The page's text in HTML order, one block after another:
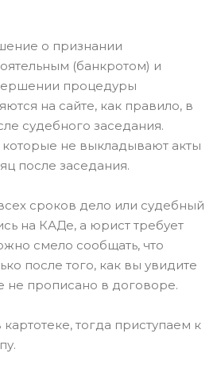
о признании
(банкротом) и
процедуры
на сайте, как правило, в
судебного заседания.
которые не выкладывают акты
после заседания.
сроков дело или судебный
на КАДе, а юрист требует
смело сообщать, что
после того, как вы увидите
не прописано в договоре.
тогда приступаем к